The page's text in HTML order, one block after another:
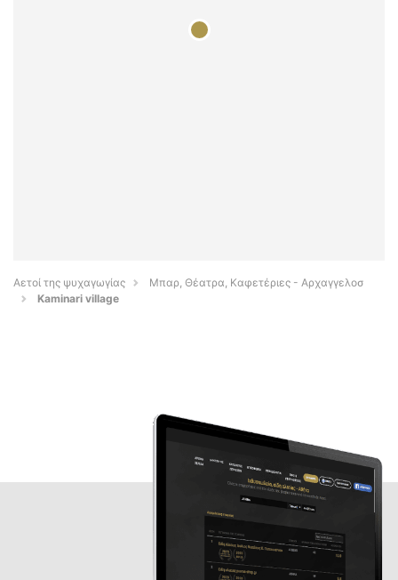
Αετοί της ψυχαγωγίας
Μπαρ, Θέατρα, Καφετέριες - Αρχαγγελοσ
Kaminari village